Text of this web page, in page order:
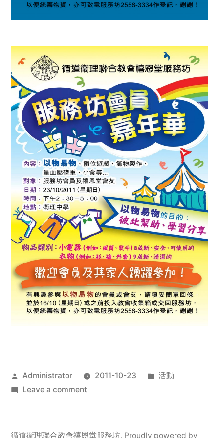
Posted
by
Administrator 2011-10-23
Posted
活動
Leave a commenton
服
循道衛理聯合教會禧恩堂服務坊, Proudly powered by